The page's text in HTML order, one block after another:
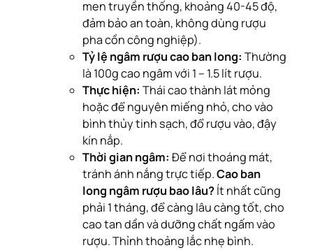
men truyền thống, khoảng 40-45 độ,
đảm bảo an toàn, không dùng rượu
pha cồn công nghiệp).
Tỷ lệ ngâm rượu cao ban long: Thường
là 100g cao ngâm với 1 – 1.5 lít rượu.
Thực hiện: Thái cao thành lát mỏng
hoặc để nguyên miếng nhỏ, cho vào
bình thủy tinh sạch, đổ rượu vào, đậy
kín nắp.
Thời gian ngâm: Để nơi thoáng mát,
tránh ánh nắng trực tiếp.Cao ban
long ngâm rượu bao lâu?Ít nhất cũng
phải 1 tháng, để càng lâu càng tốt, cho
cao tan dần và dưỡng chất ngấm vào
rượu. Thỉnh thoảng lắc nhẹ bình.